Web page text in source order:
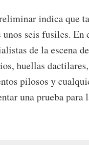
indica que
seis fusiles. En
de la escena
huellas
pilosos y
una prueba para